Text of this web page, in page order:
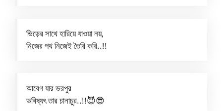
ভিড়ের সাথে হারিয়ে যাওয়া নয়,
নিজের পথ নিজেই তৈরি করি..!!
আবেগ যার ভরপুর
ভবিষ্যৎ তার চানাচুর..!!😈😎